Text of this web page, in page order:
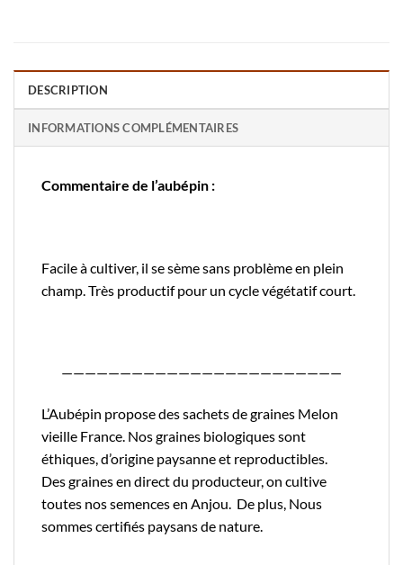
DESCRIPTION
INFORMATIONS COMPLÉMENTAIRES
Commentaire de l’aubépin :
Facile à cultiver, il se sème sans problème en plein
champ. Très productif pour un cycle végétatif court.
————————————————————————
L’Aubépin propose des sachets de graines Melon
vieille France. Nos graines biologiques sont
éthiques, d’origine paysanne et reproductibles.
Des graines en direct du producteur, on cultive
toutes nos semences en Anjou. De plus, Nous
sommes certifiés paysans de nature.